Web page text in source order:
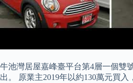
牛池灣居屋嘉峰臺平台第4層一個雙
出。 原業主2019年以約130萬元買入